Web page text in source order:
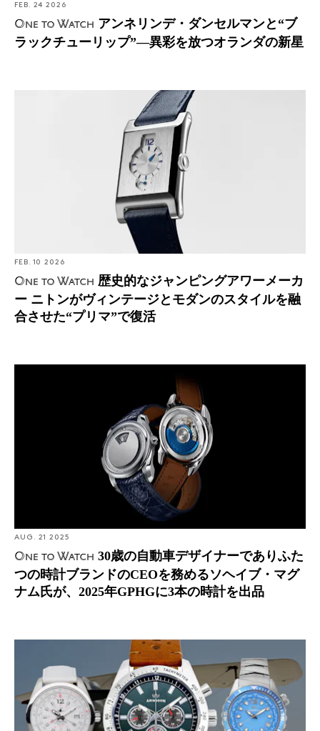
FEB. 24 2026
One to Watch アンネリンデ・ダンセルマンと“ブ
ラックチューリップ”―異彩を放つオランダの新星
歴史的なジャンピングアワーメーカー ニトンがヴィンテ
ージとモダンのスタイルを融合させた“プリマ”で復活
FEB. 10 2026
One to Watch 歴史的なジャンピングアワーメーカ
ー ニトンがヴィンテージとモダンのスタイルを融
合させた“プリマ”で復活
CEOを務めるソヘイブ・マグナム氏が、2025年GPHGに3
AUG. 21 2025
One to Watch 30歳の自動車デザイナーでありふた
つの時計ブランドのCEOを務めるソヘイブ・マグ
ナム氏が、2025年GPHGに3本の時計を出品
アビンドン・マリン。自身の名を冠したブランド、アビ
ンドンの創業者についての物語